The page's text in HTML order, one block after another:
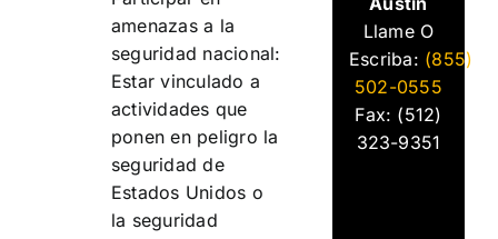
amenazas a la
seguridad nacional:
Estar vinculado a
actividades que
ponen en peligro la
seguridad de
Estados Unidos o
la seguridad
Llame O
Escriba: (855)
502-0555
Fax: (512)
323-9351